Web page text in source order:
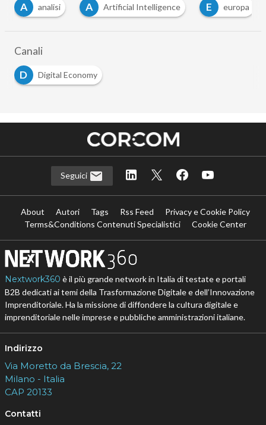
A
Artificial Intelligence E europa I IA
Canali
D
Digital Economy
Seguici
About Autori Tags Rss Feed
Privacy e Cookie Policy
Terms&Conditions Contenuti Specialistici
Cookie Center
Nextwork360 è il più grande network in Italia di testate e portali
B2B dedicati ai temi della Trasformazione Digitale e dell’Innovazione
Imprenditoriale. Ha la missione di diffondere la cultura digitale e
imprenditoriale nelle imprese e pubbliche amministrazioni italiane.
Indirizzo
Via Moretto da Brescia, 22
Milano - Italia
CAP 20133
Contatti